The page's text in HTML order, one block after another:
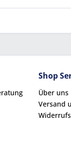
Shop
Über uns
Versand